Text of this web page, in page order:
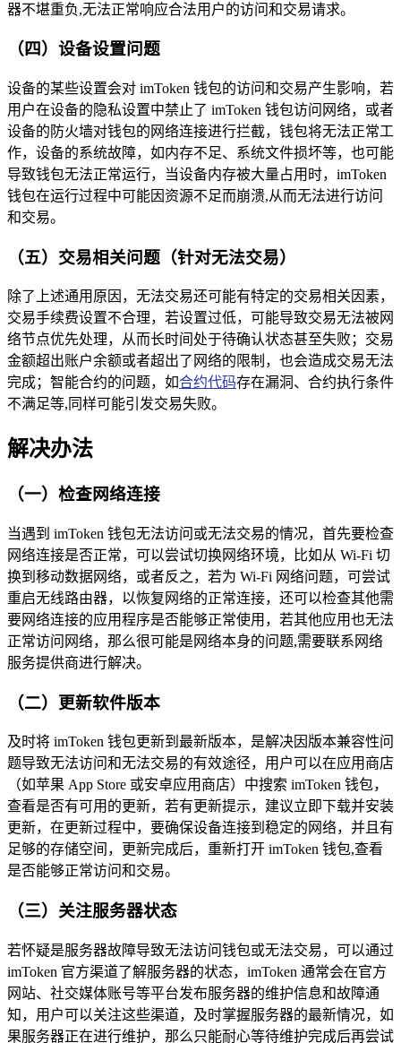
器不堪重负,无法正常响应合法用户的访问和交易请求。
（四）设备设置问题
设备的某些设置会对 imToken 钱包的访问和交易产生影响，若
用户在设备的隐私设置中禁止了 imToken 钱包访问网络，或者
设备的防火墙对钱包的网络连接进行拦截，钱包将无法正常工
作，设备的系统故障，如内存不足、系统文件损坏等，也可能
导致钱包无法正常运行，当设备内存被大量占用时，imToken
钱包在运行过程中可能因资源不足而崩溃,从而无法进行访问
和交易。
（五）交易相关问题（针对无法交易）
除了上述通用原因，无法交易还可能有特定的交易相关因素，
交易手续费设置不合理，若设置过低，可能导致交易无法被网
络节点优先处理，从而长时间处于待确认状态甚至失败；交易
金额超出账户余额或者超出了网络的限制，也会造成交易无法
完成；智能合约的问题，如合约代码存在漏洞、合约执行条件
不满足等,同样可能引发交易失败。
解决办法
（一）检查网络连接
当遇到 imToken 钱包无法访问或无法交易的情况，首先要检查
网络连接是否正常，可以尝试切换网络环境，比如从 Wi-Fi 切
换到移动数据网络，或者反之，若为 Wi-Fi 网络问题，可尝试
重启无线路由器，以恢复网络的正常连接，还可以检查其他需
要网络连接的应用程序是否能够正常使用，若其他应用也无法
正常访问网络，那么很可能是网络本身的问题,需要联系网络
服务提供商进行解决。
（二）更新软件版本
及时将 imToken 钱包更新到最新版本，是解决因版本兼容性问
题导致无法访问和无法交易的有效途径，用户可以在应用商店
（如苹果 App Store 或安卓应用商店）中搜索 imToken 钱包，
查看是否有可用的更新，若有更新提示，建议立即下载并安装
更新，在更新过程中，要确保设备连接到稳定的网络，并且有
足够的存储空间，更新完成后，重新打开 imToken 钱包,查看
是否能够正常访问和交易。
（三）关注服务器状态
若怀疑是服务器故障导致无法访问钱包或无法交易，可以通过
imToken 官方渠道了解服务器的状态，imToken 通常会在官方
网站、社交媒体账号等平台发布服务器的维护信息和故障通
知，用户可以关注这些渠道，及时掌握服务器的最新情况，如
果服务器正在进行维护，那么只能耐心等待维护完成后再尝试